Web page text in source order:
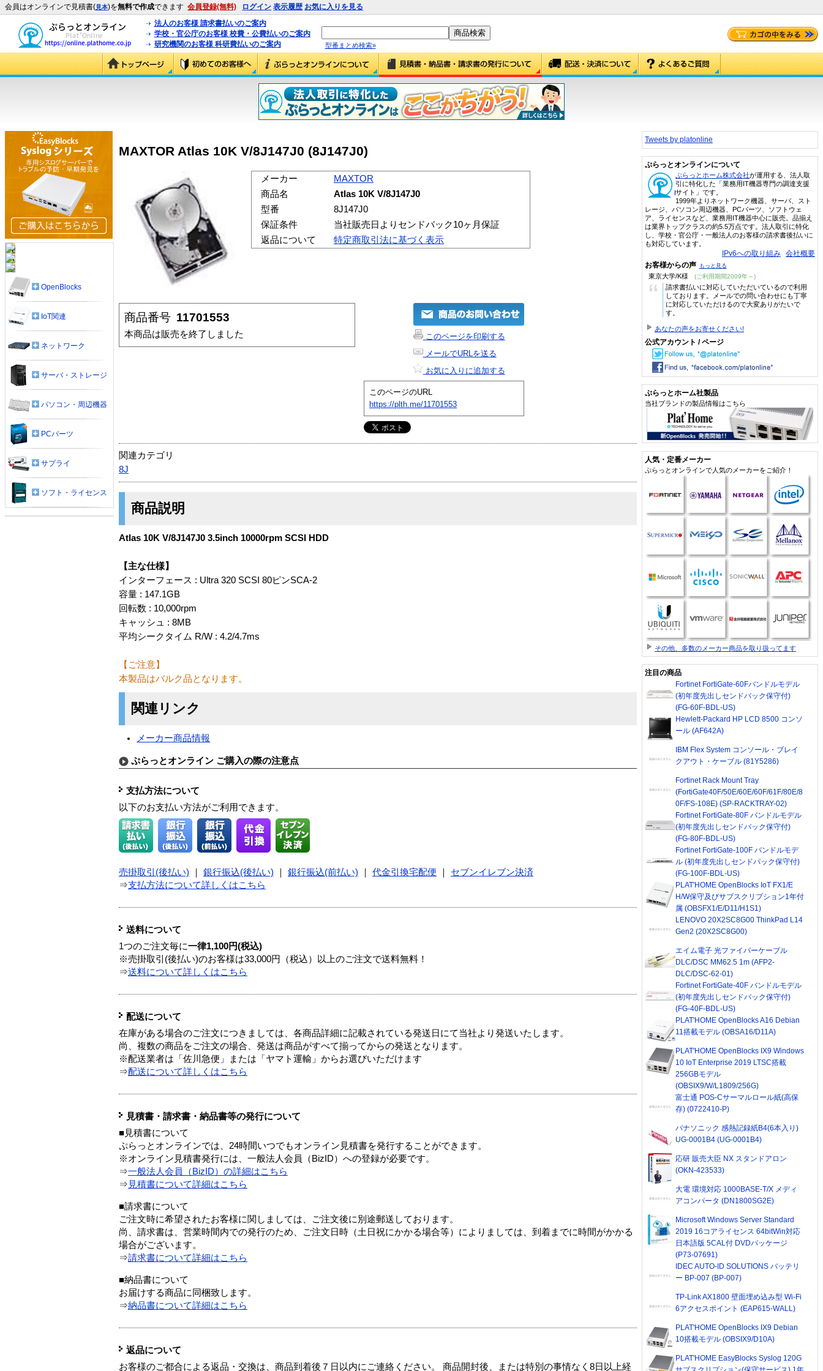
会員はオンラインで見積書(見本)を無料で作成できます 会員登録(無料) ログイン 表示履歴 お気に入りを見る
法人のお客様 請求書払いのご案内
学校・官公庁のお客様 校費・公費払いのご案内
研究機関のお客様 科研費払いのご案内
型番まとめ検索»
MAXTOR Atlas 10K V/8J147J0 (8J147J0)
メーカー
MAXTOR
商品名
Atlas 10K V/8J147J0
型番
8J147J0
保証条件
当社販売日よりセンドバック10ヶ月保証
返品について
特定商取引法に基づく表示
商品番号 11701553
本商品は販売を終了しました
このページを印刷する
メールでURLを送る
お気に入りに追加する
このページのURL
https://plth.me/11701553
関連カテゴリ
8J
商品説明
Atlas 10K V/8J147J0 3.5inch 10000rpm SCSI HDD
【主な仕様】
インターフェース : Ultra 320 SCSI 80ピンSCA-2
容量 : 147.1GB
回転数 : 10,000rpm
キャッシュ : 8MB
平均シークタイム R/W : 4.2/4.7ms
【ご注意】
本製品はバルク品となります。
関連リンク
メーカー商品情報
ぷらっとオンライン ご購入の際の注意点
支払方法について
以下のお支払い方法がご利用できます。
売掛取引(後払い) 銀行振込(後払い) 銀行振込(前払い) 代金引換宅配便
セブンイレブン決済
⇒支払方法について詳しくはこちら
送料について
1つのご注文毎に一律1,100円(税込)
※売掛取引(後払い)のお客様は33,000円（税込）以上のご注文で送料無料！
⇒送料について詳しくはこちら
配送について
在庫がある場合のご注文につきましては、各商品詳細に記載されている発送日にて当社より発送いたします。
尚、複数の商品をご注文の場合、発送は商品がすべて揃ってからの発送となります。
※配送業者は「佐川急便」または「ヤマト運輸」からお選びいただけます
⇒配送について詳しくはこちら
見積書・請求書・納品書等の発行について
■見積書について
ぷらっとオンラインでは、24時間いつでもオンライン見積書を発行することができます。
※オンライン見積書発行には、一般法人会員（BizID）への登録が必要です。
⇒一般法人会員（BizID）の詳細はこちら
⇒ 見積書について詳細はこちら
■請求書について
ご注文時に希望されたお客様に関しましては、ご注文後に別途郵送しております。
尚、請求書は、営業時間内での発行のため、ご注文日時（土日祝にかかる場合等）によりましては、到着までに時間がかかる
場合がございます。
⇒請求書について詳細はこちら
■納品書について
お届けする商品に同梱致します。
⇒納品書について詳細はこちら
返品について
お客様のご都合による返品・交換は、商品到着後７日以内にご連絡ください。 商品開封後、または特別の事情なく8日以上経
OpenBlocks
IoT関連
ネットワーク
サーバ・ストレージ
パソコン・周辺機器
PCパーツ
サプライ
ソフト・ライセンス
Tweets by platonline
ぷらっとオンラインについて
ぷらっとホーム株式会社が運用する、法人取
引に特化した「業務用IT機器専門の調達支援
サイト」です。
1999年よりネットワーク機器、サーバ、スト
レージ、パソコン周辺機器、PCパーツ、ソフトウェ
ア、ライセンスなど、業務用IT機器中心に販売。品揃え
は業界トップクラスの約5.5万点です。法人取引に特化
し、学校・官公庁・一般法人のお客様の請求書後払いに
も対応しています。
IPv6への取り組み 会社概要
お客様からの声 もっと見る
東京大学/K様 (ご利用期間2009年～)
“
請求書払いに対応していただいているので利用
しております。メールでの問い合わせにも丁寧
に対応していただけるので大変ありがたいで
す。
あなたの声をお寄せください!
公式アカウント / ページ
ぷらっとホーム社製品
当社ブランドの製品情報はこちら
人気・定番メーカー
ぷらっとオンラインで人気のメーカーをご紹介！
その他、多数のメーカー商品を取り扱ってます
注目の商品
Fortinet FortiGate-60Fバンドルモデル
(初年度先出しセンドバック保守付)
(FG-60F-BDL-US)
Hewlett-Packard HP LCD 8500 コンソ
ール (AF642A)
IBM Flex System コンソール・ブレイ
クアウト・ケーブル (81Y5286)
Fortinet Rack Mount Tray
(FortiGate40F/50E/60E/60F/61F/80E/8
0F/FS-108E) (SP-RACKTRAY-02)
Fortinet FortiGate-80F バンドルモデル
(初年度先出しセンドバック保守付)
(FG-80F-BDL-US)
Fortinet FortiGate-100F バンドルモデ
ル (初年度先出しセンドバック保守付)
(FG-100F-BDL-US)
PLAT'HOME OpenBlocks IoT FX1/E
H/W保守及びサブスクリプション1年付
属 (OBSFX1/E/D11/H1S1)
LENOVO 20X2SC8G00 ThinkPad L14
Gen2 (20X2SC8G00)
エイム電子 光ファイバーケーブル
DLC/DSC MM62.5 1m (AFP2-
DLC/DSC-62-01)
Fortinet FortiGate-40F バンドルモデル
(初年度先出しセンドバック保守付)
(FG-40F-BDL-US)
PLAT'HOME OpenBlocks A16 Debian
11搭載モデル (OBSA16/D11A)
PLAT'HOME OpenBlocks IX9 Windows
10 IoT Enterprise 2019 LTSC搭載
256GBモデル
(OBSIX9/W/L1809/256G)
富士通 POS-Cサーマルロール紙(高保
存) (0722410-P)
パナソニック 感熱記録紙B4(6本入り)
UG-0001B4 (UG-0001B4)
応研 販売大臣 NX スタンドアロン
(OKN-423533)
大電 環境対応 1000BASE-T/X メディ
アコンバータ (DN1800SG2E)
Microsoft Windows Server Standard
2019 16コアライセンス 64bitWin対応
日本語版 5CAL付 DVDパッケージ
(P73-07691)
IDEC AUTO-ID SOLUTIONS バッテリ
ー BP-007 (BP-007)
TP-Link AX1800 壁面埋め込み型 Wi-Fi
6アクセスポイント (EAP615-WALL)
PLAT'HOME OpenBlocks IX9 Debian
10搭載モデル (OBSIX9/D10A)
PLAT'HOME EasyBlocks Syslog 120G